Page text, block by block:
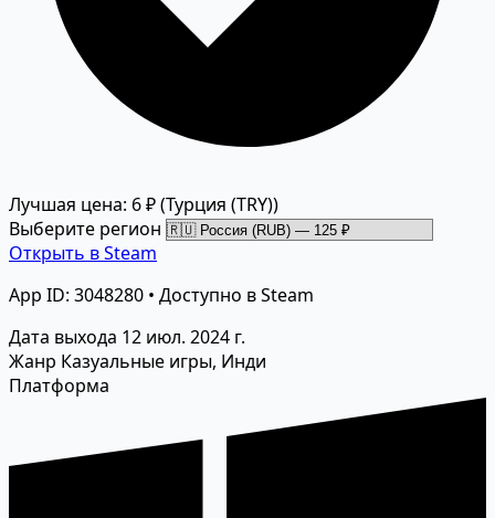
Лучшая цена: 6 ₽(Турция (TRY))
Выберите регион
Открыть в Steam
App ID: 3048280 • Доступно в Steam
Дата выхода 12 июл. 2024 г.
Жанр Казуальные игры, Инди
Платформа